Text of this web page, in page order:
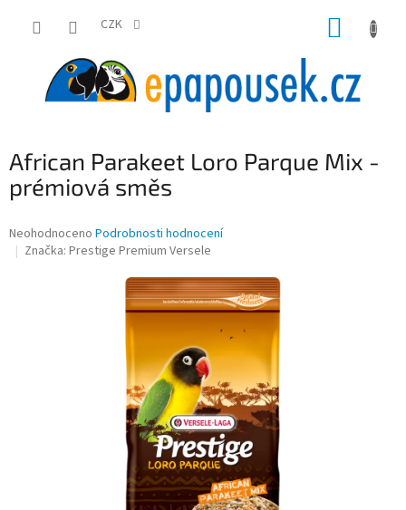
CZK
African Parakeet Loro Parque Mix -
prémiová směs
Průměrné
hodnocení
Neohodnoceno Podrobnosti hodnocení
Značka: Prestige Premium Versele